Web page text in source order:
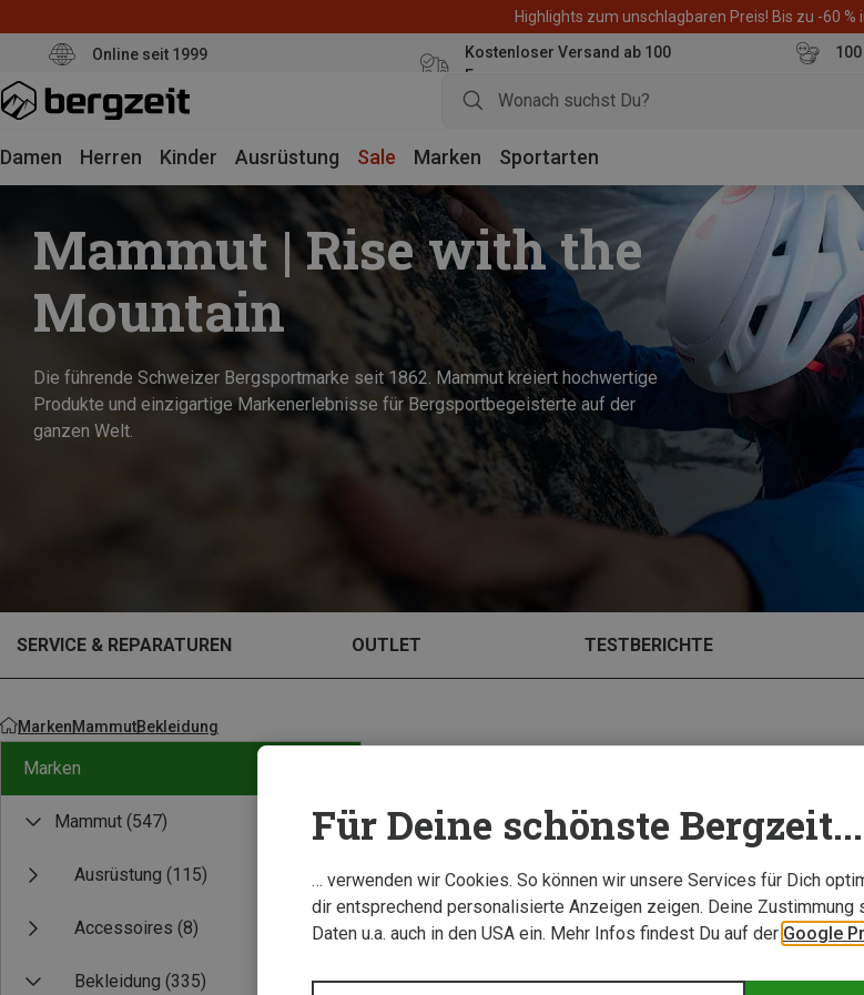
Highlights zum unschlagbaren Preis! Bis zu -60 %
Online seit 1999
Kostenloser Versand ab 100
Euro
Damen Herren Kinder Ausrüstung Sale Marken Sportarten
Mammut | Rise with the
Mountain
Die führende Schweizer Bergsportmarke seit 1862. Mammut kreiert hochwertige
Produkte und einzigartige Markenerlebnisse für Bergsportbegeisterte auf der
ganzen Welt.
SERVICE & REPARATUREN OUTLET TESTBERICHTE
MarkenMammutBekleidung
Marken
Mammut (547)
Ausrüstung (115)
Accessoires (8)
Bekleidung (335)
Für Deine schönste Bergzeit...
… verwenden wir Cookies. So können wir unsere Services für Dich
dir entsprechend personalisierte Anzeigen zeigen. Deine Zustimmung
Daten u.a. auch in den USA ein. Mehr Infos findest Du auf der Google